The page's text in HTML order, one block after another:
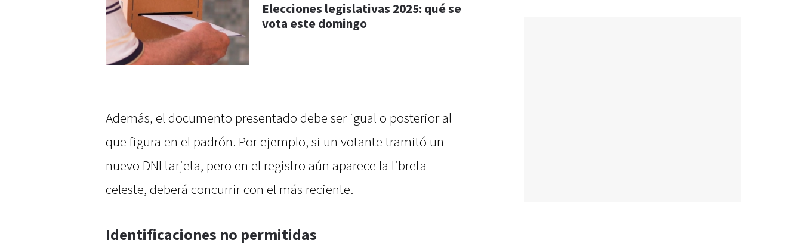
Elecciones legislativas 2025: qué se
vota este domingo
Además, el documento presentado debe ser igual o posterior al
que figura en el padrón. Por ejemplo, si un votante tramitó un
nuevo DNI tarjeta, pero en el registro aún aparece la libreta
celeste, deberá concurrir con el más reciente.
Identificaciones no permitidas